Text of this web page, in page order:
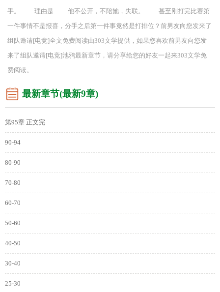
手。 理由是 他不公开，不陪她，失联。 甚至刚打完比赛第
一件事情不是报喜，分手之后第一件事竟然是打排位？前男友向您发来了
组队邀请[电竞]全文免费阅读由303文学提供，如果您喜欢前男友向您发
来了组队邀请[电竞]池鸦最新章节，请分享给您的好友一起来303文学免
费阅读。
最新章节(最新9章)
第95章 正文完
90-94
80-90
70-80
60-70
50-60
40-50
30-40
25-30